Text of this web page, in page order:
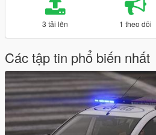
3 tải lên 1 theo dõi
Các tập tin phổ biến nhất